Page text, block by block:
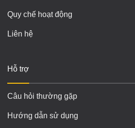
Quy chế hoạt động
Liên hệ
Hỗ trợ
Câu hỏi thường gặp
Hướng dẫn sử dụng